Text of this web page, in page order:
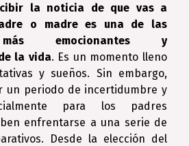
la noticia de que vas a
o madre es una de las
más emocionantes y
la vida. Es un momento lleno
y sueños. Sin embargo,
un periodo de incertidumbre y
para los padres
enfrentarse a una serie de
Desde la elección del